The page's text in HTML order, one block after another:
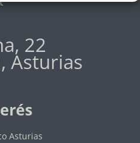
22
Asturias
Asturias